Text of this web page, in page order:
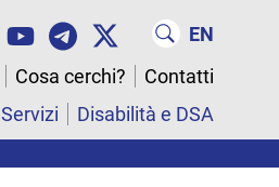
EN
Cosa cerchi?
Contatti
Servizi Disabilità e DSA